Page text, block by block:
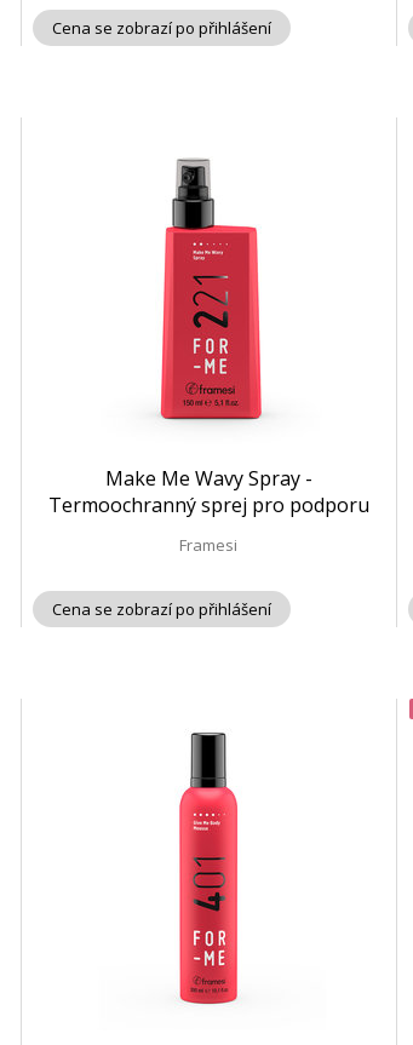
Cena se zobrazí po přihlášení
Make Me Wavy Spray -
Termoochranný sprej pro podporu
Framesi
Cena se zobrazí po přihlášení